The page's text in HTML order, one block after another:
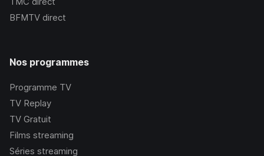
BFMTV direct
Nos programmes
Programme TV
TV Replay
TV Gratuit
Films streaming
Séries streaming